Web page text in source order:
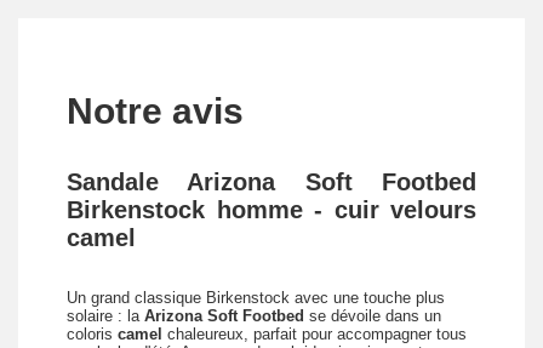
Notre avis
Sandale Arizona Soft Footbed
Birkenstock homme - cuir velours
camel
Un grand classique Birkenstock avec une touche plus
solaire : la Arizona Soft Footbed se dévoile dans un
coloris camel chaleureux, parfait pour accompagner tous